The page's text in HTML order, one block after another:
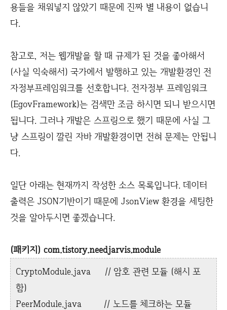
용들을 채워넣지 않았기 때문에 진짜 별 내용이 없습니
다.
참고로, 저는 웹개발을 할 때 규제가 된 것을 좋아해서
(사실 익숙해서) 국가에서 발행하고 있는 개발환경인 전
자정부프레임워크를 선호합니다. 전자정부 프레임워크
(EgovFramework)는 검색만 조금 하시면 되니 받으시면
됩니다. 그러나 개발은 스프링으로 했기 때문에 사실 그
냥 스프링이 깔린 자바 개발환경이면 전혀 문제는 안됩니
다.
일단 아래는 현재까지 작성한 소스 목록입니다. 데이터
출력은 JSON기반이기 때문에 JsonView 환경을 세팅한
것을 알아두시면 좋겠습니다.
(패키지) com.tistory.needjarvis.module
CryptoModule.java // 암호 관련 모듈 (해시 포
함)
PeerModule.java // 노드를 체크하는 모듈